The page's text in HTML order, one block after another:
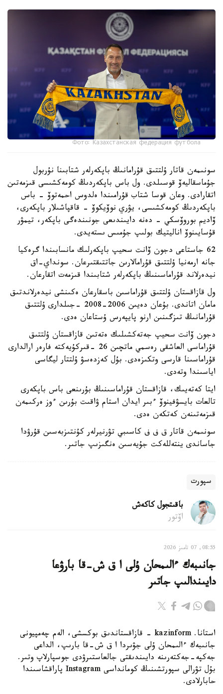
Фото: Казахстанская федерация футбола
سونىمەن قاتار ۇلتتىق قۇرامانىڭ باپكەرلەر شتابىنا نۇربول
جۇماسقاليەۆ قوسىلدى. ول باس باپكەردىڭ كومەكشىسى قىزمەتىن
اتقارادى. وعان قوسا شتاب قۇرامىندا ەلدوس احمەتوۆ - باس
باپكەردىڭ كومەكشىسى، يۋري نوۆيكوۆ - قاقپاشىلار باپكەرى،
ۆاديم بوروۆسكي - دەنە دايىندىعى جونىندەگى باپكەر، تيمۋر
قۇسايىنوۆ اناليتيك بولىپ جۇمىس ىستەيدى.
62 جاستاعى دجون ۆانت سحيپ باپكەرلىك مانسابىندا گرەكيا
جانە ارمەنيا ۇلتتىق قۇرامالارىن جاتتىقتىرعان. سونداي-اق
نيدەرلاند قۇراماسىنىڭ باپكەرلەر شتابىندا قىزمەت اتقارعان.
ول قازاقستان ۇلتتىق قۇراماسىن باسقارعان ەكىنشى نيدەرلاندتىق
مامان اتاندى. بۇعان دەيىن 2006-2008 -جىلدارى ۇلتتىق
قۇرامانىڭ تىزگىنىن ارنو پايپەرس ۇستاعان ەدى.
دجون ۆانت سحيپ جەتەكشىلىك ەتەتىن قازاقستان ۇلتتىق
قۇراماسى العاشقى رەسمي ماتچىن 26 -قىركۇيەكتە فارەر ارالدارى
قۇراماسىنا قارسى وتكىزەدى. بۇل كەزدەسۋ ۇلتتار ليگاسى
اياسىندا وتەدى.
ايتا كەتەيىك، قازاقستان قۇراماسىنىڭ بۇرىنعى باس باپكەرى
تالعات بايسۋفينوۆ ءبىر ايدان استام ۋاقىت بۇرىن ءوز ەركىمەن
قىزمەتىنەن كەتكەن ەدى.
سونىمەن قاتار ق ف ف كاسىبي تۋرنيرلەر كۇنتىزبەسىن قۇرۋدا
جاساندى ينتەللەكت جۇيەسىن ەنگىزىپ جاتىر.
سپورت
باقىتجول كاكەش
اۆتور
08:55, 07 تامىز 2026
جانىبەك ءالىمحان ۇلى ا ق ش-قا بارۋعا
دايىندالىپ جاتىر
استانا. kazinform - قازاقستاندىق بوكسشى، الەم چەمپيونى
جانىبەك ءالىمحان ۇلى جۋىردا ا ق ش-قا بارىپ، الداعى
جەكپە-جەكتەرىنە دايىندىقتى جالعاستىرۋدى جوسپارلاپ وتىر.
بۇل تۋرالى سپورتشىنىڭ كومانداسى Instagram پاراقشاسىندا
حابارلادى.